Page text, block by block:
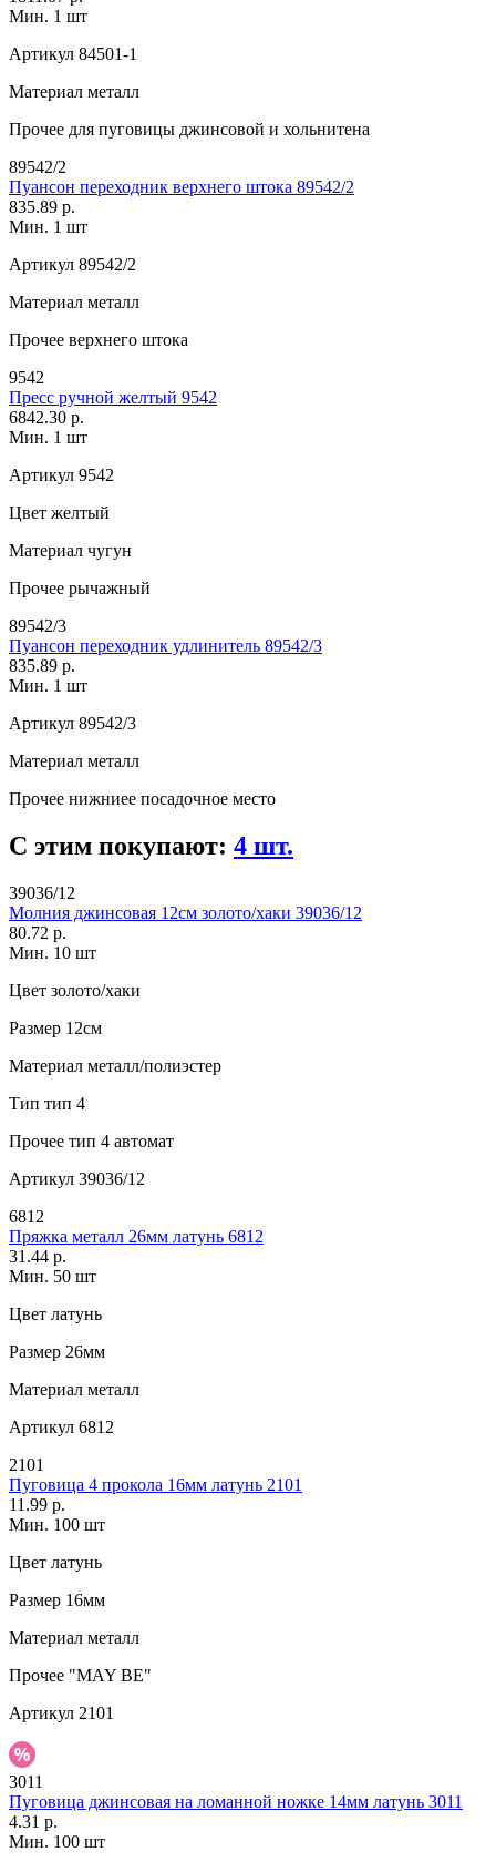
Мин. 1 шт
Артикул 84501-1
Материал металл
Прочее для пуговицы джинсовой и хольнитена
89542/2
Пуансон переходник верхнего штока 89542/2
835.89 р.
Мин. 1 шт
Артикул 89542/2
Материал металл
Прочее верхнего штока
9542
Пресс ручной желтый 9542
6842.30 р.
Мин. 1 шт
Артикул 9542
Цвет желтый
Материал чугун
Прочее рычажный
89542/3
Пуансон переходник удлинитель 89542/3
835.89 р.
Мин. 1 шт
Артикул 89542/3
Материал металл
Прочее нижниее посадочное место
С этим покупают: 4 шт.
39036/12
Молния джинсовая 12см золото/хаки 39036/12
80.72 р.
Мин. 10 шт
Цвет золото/хаки
Размер 12см
Материал металл/полиэстер
Тип тип 4
Прочее тип 4 автомат
Артикул 39036/12
6812
Пряжка металл 26мм латунь 6812
31.44 р.
Мин. 50 шт
Цвет латунь
Размер 26мм
Материал металл
Артикул 6812
2101
Пуговица 4 прокола 16мм латунь 2101
11.99 р.
Мин. 100 шт
Цвет латунь
Размер 16мм
Материал металл
Прочее "MAY BE"
Артикул 2101
3011
Пуговица джинсовая на ломанной ножке 14мм латунь 3011
4.31 р.
Мин. 100 шт